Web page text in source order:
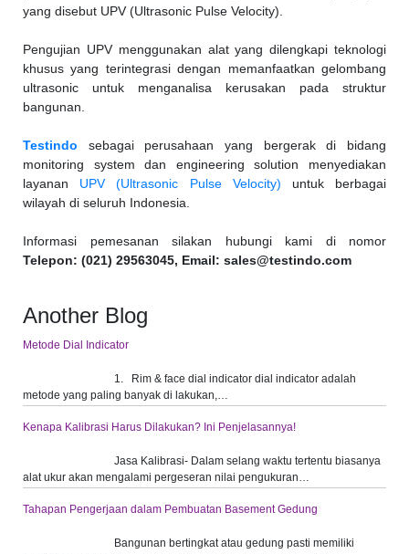
yang disebut UPV (Ultrasonic Pulse Velocity).
Pengujian UPV menggunakan alat yang dilengkapi teknologi
khusus yang terintegrasi dengan memanfaatkan gelombang
ultrasonic untuk menganalisa kerusakan pada struktur
bangunan.
Testindo sebagai perusahaan yang bergerak di bidang
monitoring system dan engineering solution menyediakan
layanan UPV (Ultrasonic Pulse Velocity) untuk berbagai
wilayah di seluruh Indonesia.
Informasi pemesanan silakan hubungi kami di nomor
Telepon: (021) 29563045, Email: sales@testindo.com
Another Blog
Metode Dial Indicator
1. Rim & face dial indicator dial indicator adalah
metode yang paling banyak di lakukan,…
Kenapa Kalibrasi Harus Dilakukan? Ini Penjelasannya!
Jasa Kalibrasi- Dalam selang waktu tertentu biasanya
alat ukur akan mengalami pergeseran nilai pengukuran…
Tahapan Pengerjaan dalam Pembuatan Basement Gedung
Bangunan bertingkat atau gedung pasti memiliki